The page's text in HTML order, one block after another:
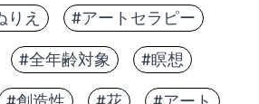
りえ #アートセラピー
#全年齢対象 #瞑想